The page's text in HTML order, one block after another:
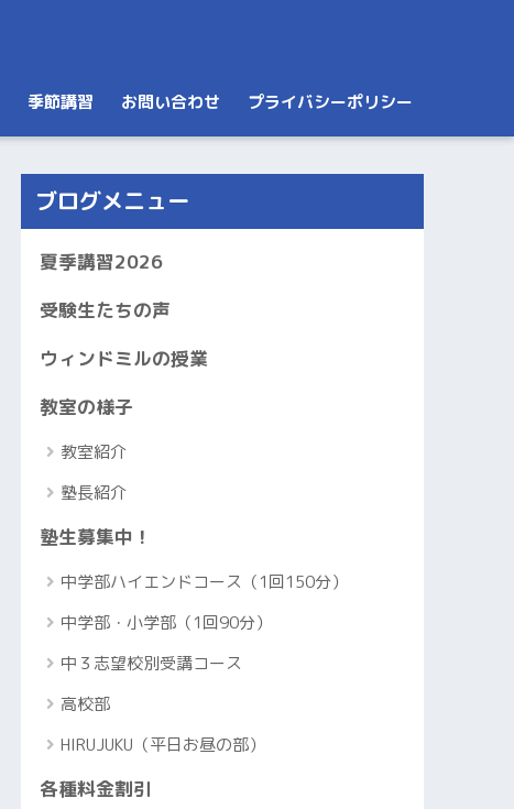
季節講習 お問い合わせ プライバシーポリシー
ブログメニュー
夏季講習2026
受験生たちの声
ウィンドミルの授業
教室の様子
教室紹介
塾長紹介
塾生募集中！
中学部ハイエンドコース（1回150分）
中学部・小学部（1回90分）
中３志望校別受講コース
高校部
HIRUJUKU（平日お昼の部）
各種料金割引